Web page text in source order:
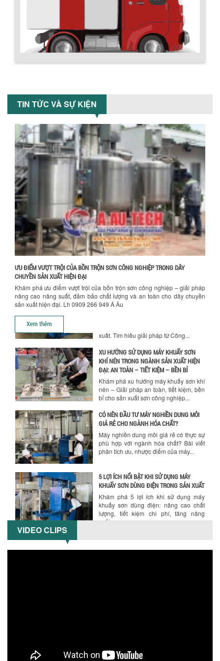
Hướng dẫn thanh toán mua hàng
TIN TỨC VÀ SỰ KIỆN
ƯU ĐIỂM VƯỢT TRỘI CỦA BỒN TRỘN SƠN CÔNG NGHIỆP TRONG DÂY
CHUYỀN SẢN XUẤT HIỆN ĐẠI
Khám phá ưu điểm vượt trội của bồn trộn sơn công nghiệp – giải pháp
nâng cao năng suất, đảm bảo chất lượng và an toàn cho dây chuyền
sản xuất hiện đại. Lh 0909 266 949 Á Âu
Xem thêm
nghiệp giúp doanh nghiệp tiết kiệm
nguyên liệu, nhân công và chi phí vận
hành. Giải...
NHỮNG TIÊU CHÍ QUAN TRỌNG KHI LỰA
CHỌN MÁY KHUẤY TRỘN HÓA CHẤT CHO
hóa...
NHỮNG YẾU TỐ QUYẾT ĐỊNH KHI CHỌN
CÔNG SUẤT KHUẤY
Khám phá các yếu tố quan trọng khi
chọn bồn khuấy sơn: Vật liệu, dung tích
và công suất khuấy. Giải pháp tối...
BỒN KHUẤY TRỘN CHẤT LỎNG CHO
NGÀNH HÓA CHẤT: NHỮNG YẾU TỐ QUYẾT
ĐỊNH CHẤT LƯỢNG SẢN PHẨM CUỐI
CÙNG
Khám phá những yếu tố quan trọng
quyết định chất lượng sản phẩm khi sử
dụng bồn khuấy trộn chất lỏng trong...
TỐI ƯU CHI PHÍ ĐẦU TƯ NHỜ LỰA CHỌN
ĐÚNG DỤNG CỤ KHUẤY SƠN CHO DÂY
CHUYỀN SẢN XUẤT
ưu chi phí, nâng cao chất lượng sản
xuất. Tìm hiểu giải pháp từ Công...
XU HƯỚNG SỬ DỤNG MÁY KHUẤY SƠN
Khám phá xu hướng máy khuấy sơn khí
bỉ cho sản xuất sơn công nghiệp...
CÓ NÊN ĐẦU TƯ MÁY NGHIỀN DUNG MÔI
GIÁ RẺ CHO NGÀNH HÓA CHẤT?
Máy nghiền dung môi giá rẻ có thực sự
phù hợp với ngành hóa chất? Bài viết
5 LỢI ÍCH NỔI BẬT KHI SỬ DỤNG MÁY
KHUẤY SƠN DÙNG ĐIỆN TRONG SẢN XUẤT
Khám phá 5 lợi ích khi sử dụng máy
suất,...
TỐI ƯU NĂNG SUẤT VÀ CHI PHÍ VỚI MÁY
KHUẤY 3 TRỤC CÔNG SUẤT LỚN
Tối ưu năng suất và tiết kiệm chi phí
hiệu quả với máy khuấy 3 trục công
Máy nghiền hữu cơ lỏng sử dụng công
VIDEO CLIPS